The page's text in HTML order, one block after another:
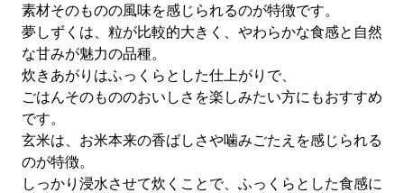
素材そのものの風味を感じられるのが特徴です。
夢しずくは、粒が比較的大きく、やわらかな食感と自然
な甘みが魅力の品種。
炊きあがりはふっくらとした仕上がりで、
ごはんそのもののおいしさを楽しみたい方にもおすすめ
です。
玄米は、お米本来の香ばしさや噛みごたえを感じられる
のが特徴。
しっかり浸水させて炊くことで、ふっくらとした食感に